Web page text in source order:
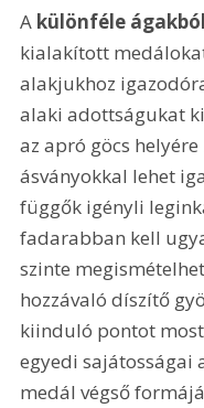
A különféle
kialakított
alakjukhoz
alaki adottságukat
az apró göcs
ásványokkal lehet
függők igényli
fadarabban kell
szinte
hozzávaló díszítő
kiinduló pontot
egyedi sajátosságai
medál végső